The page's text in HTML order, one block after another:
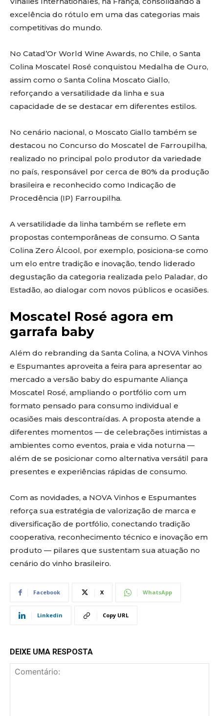
excelência do rótulo em uma das categorias mais
competitivas do mundo.
No Catad’Or World Wine Awards, no Chile, o Santa
Colina Moscatel Rosé conquistou Medalha de Ouro,
assim como o Santa Colina Moscato Giallo,
reforçando a versatilidade da linha e sua
capacidade de se destacar em diferentes estilos.
No cenário nacional, o Moscato Giallo também se
destacou no Concurso do Moscatel de Farroupilha,
realizado no principal polo produtor da variedade
no país, responsável por cerca de 80% da produção
brasileira e reconhecido como Indicação de
Procedência (IP) Farroupilha.
A versatilidade da linha também se reflete em
propostas contemporâneas de consumo. O Santa
Colina Zero Álcool, por exemplo, posiciona-se como
um elo entre tradição e inovação, tendo liderado
degustação da categoria realizada pelo Paladar, do
Estadão, ao dialogar com novos públicos e ocasiões.
Moscatel Rosé agora em
garrafa baby
Além do rebranding da Santa Colina, a NOVA Vinhos
e Espumantes aproveita a feira para apresentar ao
mercado a versão baby do espumante Aliança
Moscatel Rosé, ampliando o portfólio com um
formato pensado para consumo individual e
ocasiões mais descontraídas. A proposta atende a
diferentes momentos — de celebrações intimistas a
ambientes como eventos, praia e vida noturna —
além de se posicionar como alternativa versátil para
presentes e experiências rápidas de consumo.
Com as novidades, a NOVA Vinhos e Espumantes
reforça sua estratégia de valorização de marca e
diversificação de portfólio, conectando tradição
cooperativa, reconhecimento técnico e inovação em
produto — pilares que sustentam sua atuação no
cenário do vinho brasileiro.
Facebook X WhatsApp
Linkedin Copy URL
DEIXE UMA RESPOSTA